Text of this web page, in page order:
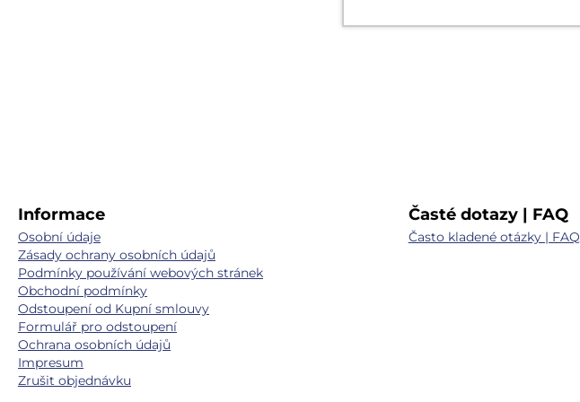
Informace
Osobní údaje
Zásady ochrany osobních údajů
Podmínky používání webových stránek
Obchodní podmínky
Odstoupení od Kupní smlouvy
Formulář pro odstoupení
Ochrana osobních údajů
Impresum
Zrušit objednávku
Časté dotazy | FAQ
Často kladené otázky | FAQ